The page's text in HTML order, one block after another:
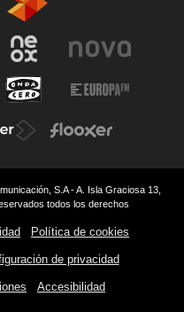
S.A - A. Isla Graciosa 13,
todos los derechos
Política de cookies
de privacidad
Accesibilidad